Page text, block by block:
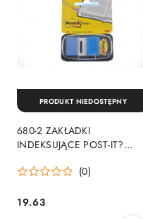
680-2 ZAKŁADKI
INDEKSUJĄCE POST-IT?
(0)
Cena:
19.63
PRODUKT NIEDOSTĘPNY